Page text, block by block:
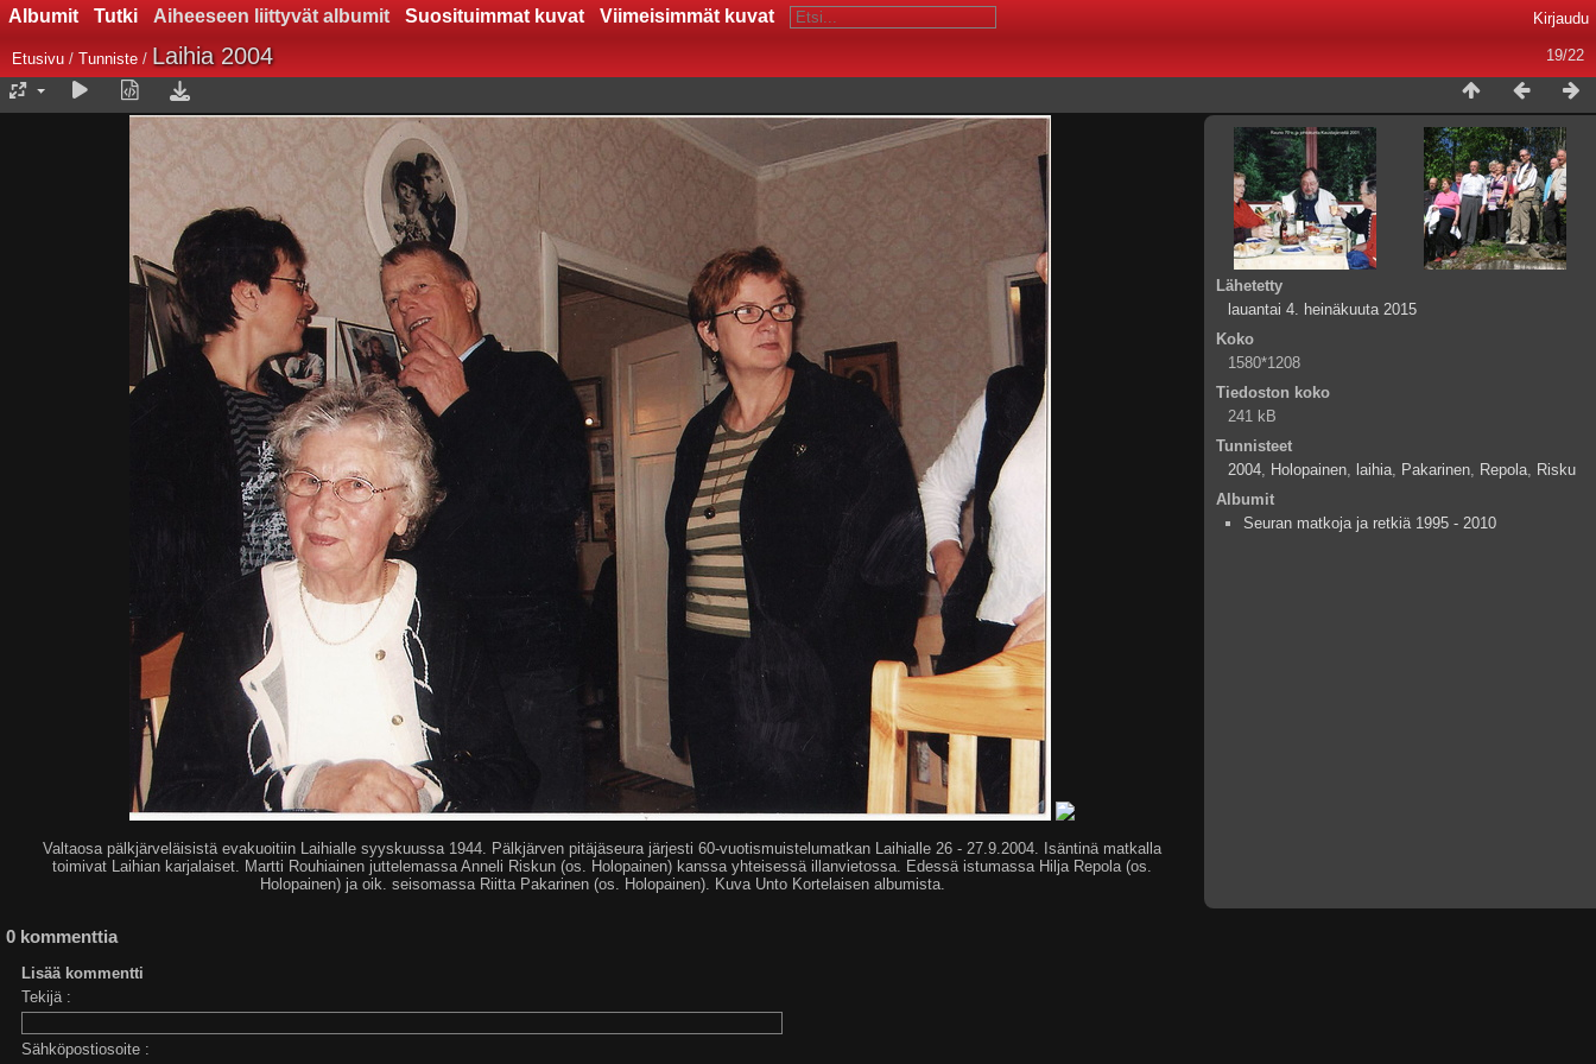
Albumit Tutki Aiheeseen liittyvät albumit Suosituimmat kuvat Viimeisimmät kuvat Kirjaudu
19/22
Etusivu / Tunniste / Laihia 2004
Valtaosa pälkjärveläisistä evakuoitiin Laihialle syyskuussa 1944. Pälkjärven pitäjäseura järjesti 60-vuotismuistelumatkan Laihialle 26 - 27.9.2004. Isäntinä matkalla
toimivat Laihian karjalaiset. Martti Rouhiainen juttelemassa Anneli Riskun (os. Holopainen) kanssa yhteisessä illanvietossa. Edessä istumassa Hilja Repola (os.
Holopainen) ja oik. seisomassa Riitta Pakarinen (os. Holopainen). Kuva Unto Kortelaisen albumista.
Lähetetty
lauantai 4. heinäkuuta 2015
Koko
1580*1208
Tiedoston koko
241 kB
Tunnisteet
2004, Holopainen, laihia, Pakarinen, Repola, Risku
Albumit
Seuran matkoja ja retkiä 1995 - 2010
0 kommenttia
Lisää kommentti
Tekijä :
Sähköpostiosoite :